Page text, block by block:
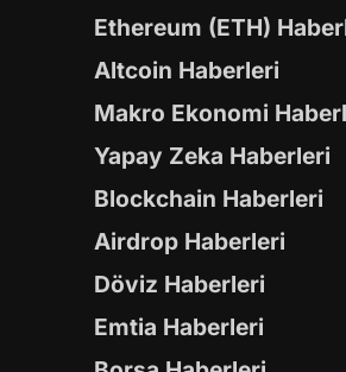
Ethereum (ETH)
Altcoin Haberleri
Makro Ekonomi
Yapay Zeka Haberleri
Blockchain Haberleri
Airdrop Haberleri
Döviz Haberleri
Emtia Haberleri